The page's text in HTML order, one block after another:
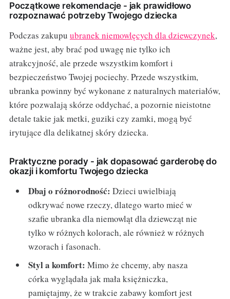
Początkowe rekomendacje - jak prawidłowo
rozpoznawać potrzeby Twojego dziecka
Podczas zakupu ubranek niemowlęcych dla dziewczynek,
ważne jest, aby brać pod uwagę nie tylko ich
atrakcyjność, ale przede wszystkim komfort i
bezpieczeństwo Twojej pociechy. Przede wszystkim,
ubranka powinny być wykonane z naturalnych materiałów,
które pozwalają skórze oddychać, a pozornie nieistotne
detale takie jak metki, guziki czy zamki, mogą być
irytujące dla delikatnej skóry dziecka.
Praktyczne porady - jak dopasować garderobę do
okazji i komfortu Twojego dziecka
Dbaj o różnorodność:Dzieci uwielbiają
odkrywać nowe rzeczy, dlatego warto mieć w
szafie ubranka dla niemowląt dla dziewcząt nie
tylko w różnych kolorach, ale również w różnych
wzorach i fasonach.
Styl a komfort:Mimo że chcemy, aby nasza
córka wyglądała jak mała księżniczka,
pamiętajmy, że w trakcie zabawy komfort jest